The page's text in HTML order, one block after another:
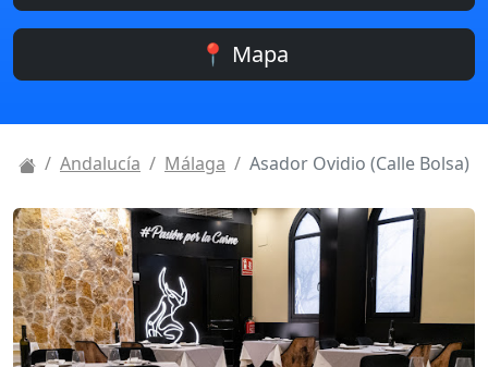
📍 Mapa
Andalucía Málaga Asador Ovidio (Calle Bolsa)